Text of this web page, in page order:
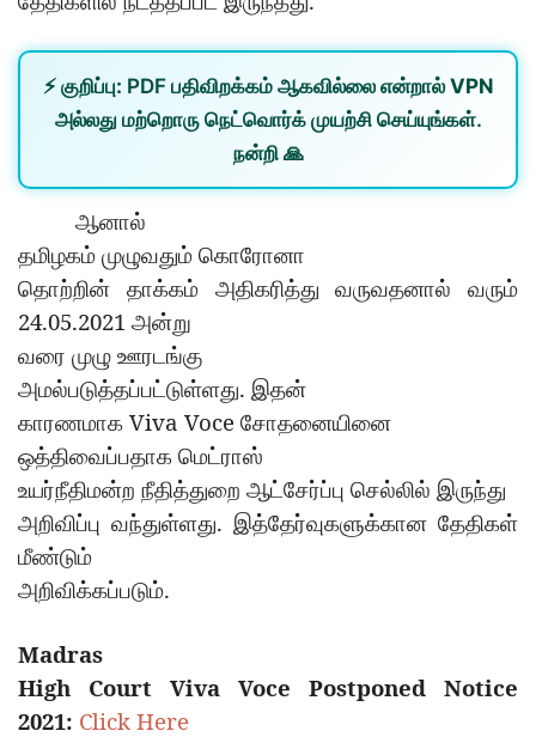
⚡ குறிப்பு: PDF பதிவிறக்கம் ஆகவில்லை என்றால் VPN
அல்லது மற்றொரு நெட்வொர்க்முயற்சி செய்யுங்கள்.
நன்றி 🙏
ஆனால்
தமிழகம் முழுவதும் கொரோனா
தொற்றின்
தாக்கம் அதிகரித்து வருவதனால் வரும்
24.05.2021 அன்று
வரை முழு ஊரடங்கு
அமல்படுத்தப்பட்டுள்ளது. இதன்
காரணமாக Viva Voce சோதனையினை
ஒத்திவைப்பதாக மெட்ராஸ்
உயர்நீதிமன்ற நீதித்துறை ஆட்சேர்ப்பு செல்லில் இருந்து
அறிவிப்பு வந்துள்ளது. இத்தேர்வுகளுக்கான தேதிகள்
மீண்டும்
அறிவிக்கப்படும்.
Madras
High Court Viva Voce Postponed Notice
2021: Click Here